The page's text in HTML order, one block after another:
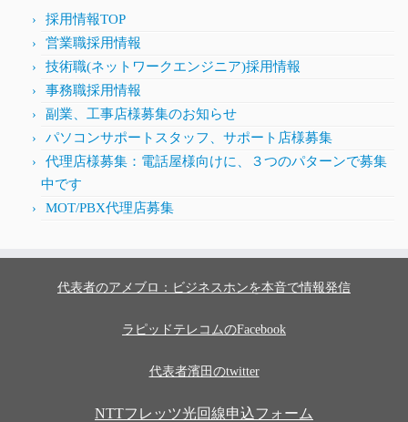
採用情報TOP
営業職採用情報
技術職(ネットワークエンジニア)採用情報
事務職採用情報
副業、工事店様募集のお知らせ
パソコンサポートスタッフ、サポート店様募集
代理店様募集：電話屋様向けに、３つのパターンで募集
中です
MOT/PBX代理店募集
代表者のアメブロ：ビジネスホンを本音で情報発信
ラピッドテレコムのFacebook
代表者濱田のtwitter
NTTフレッツ光回線申込フォーム